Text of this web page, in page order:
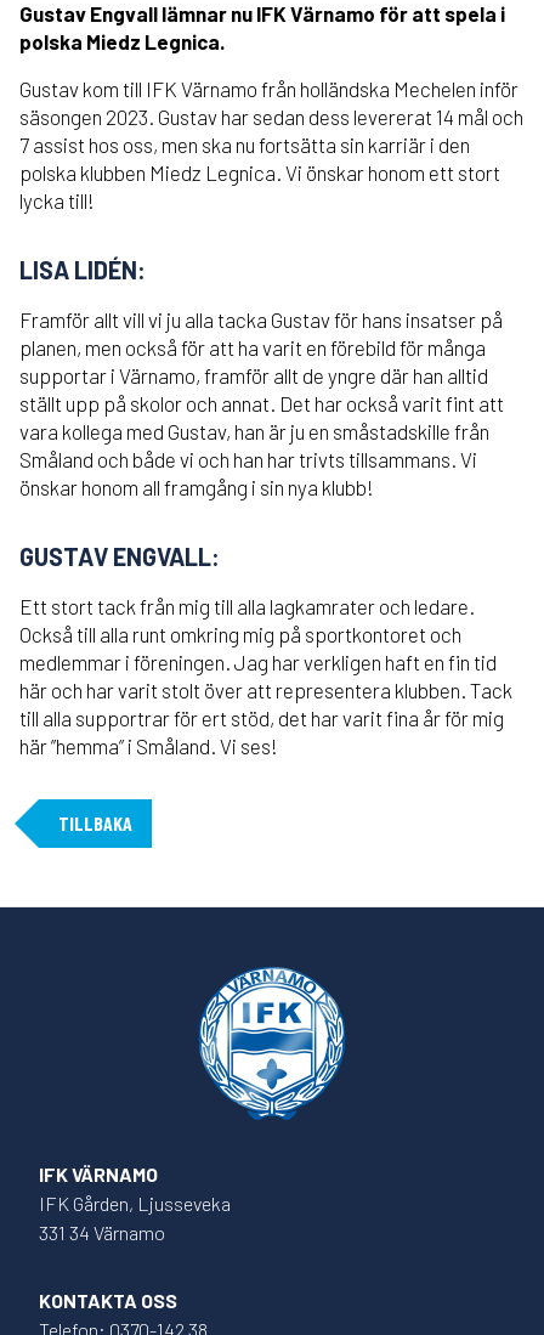
Gustav Engvall lämnar nu IFK Värnamo för att spela i
polska Miedz Legnica.
Gustav kom till IFK Värnamo från holländska Mechelen inför
säsongen 2023. Gustav har sedan dess levererat 14 mål och
7 assist hos oss, men ska nu fortsätta sin karriär i den
polska klubben Miedz Legnica. Vi önskar honom ett stort
lycka till!
LISA LIDÉN:
Framför allt vill vi ju alla tacka Gustav för hans insatser på
planen, men också för att ha varit en förebild för många
supportar i Värnamo, framför allt de yngre där han alltid
ställt upp på skolor och annat. Det har också varit fint att
vara kollega med Gustav, han är ju en småstadskille från
Småland och både vi och han har trivts tillsammans. Vi
önskar honom all framgång i sin nya klubb!
GUSTAV ENGVALL:
Ett stort tack från mig till alla lagkamrater och ledare.
Också till alla runt omkring mig på sportkontoret och
medlemmar i föreningen. Jag har verkligen haft en fin tid
här och har varit stolt över att representera klubben. Tack
till alla supportrar för ert stöd, det har varit fina år för mig
här ”hemma” i Småland. Vi ses!
TILLBAKA
IFK VÄRNAMO
IFK Gården, Ljusseveka
331 34 Värnamo
KONTAKTA OSS
Telefon: 0370-142 38